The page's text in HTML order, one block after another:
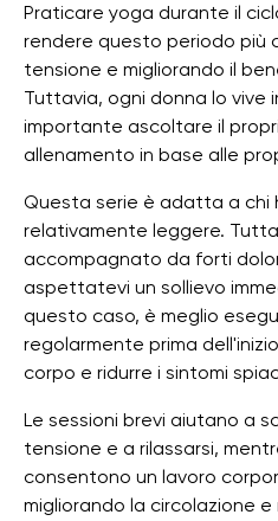
Praticare yoga durante il
rendere questo periodo più
tensione e migliorando il
Tuttavia, ogni donna lo vive
importante ascoltare il
allenamento in base alle
Questa serie è adatta a chi
relativamente leggere.
accompagnato da forti
aspettatevi un sollievo
questo caso, è meglio
regolarmente prima
corpo e ridurre i sintomi
Le sessioni brevi aiutano a
tensione e a rilassarsi,
consentono un lavoro
migliorando la circolazione e